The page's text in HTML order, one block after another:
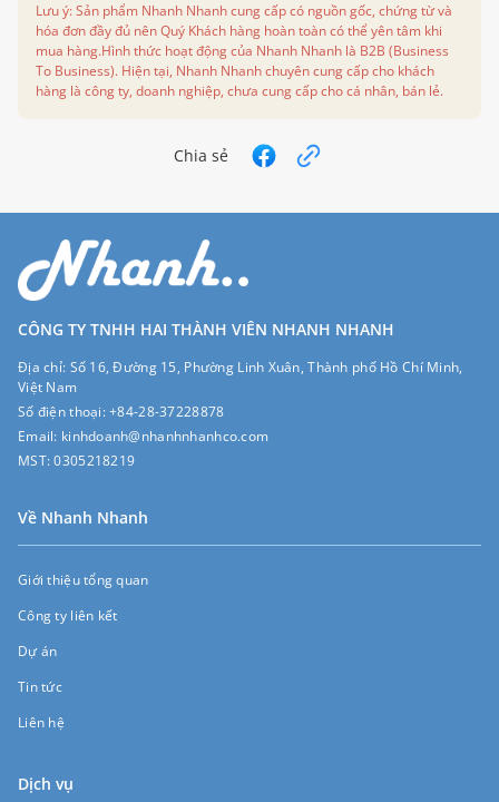
Lưu ý: Sản phẩm Nhanh Nhanh cung cấp có nguồn gốc, chứng từ và
hóa đơn đầy đủ nên Quý Khách hàng hoàn toàn có thể yên tâm khi
mua hàng.Hình thức hoạt động của Nhanh Nhanh là B2B (Business
To Business). Hiện tại, Nhanh Nhanh chuyên cung cấp cho khách
hàng là công ty, doanh nghiệp, chưa cung cấp cho cá nhân, bán lẻ.
Chia sẻ
CÔNG TY TNHH HAI THÀNH VIÊN NHANH NHANH
Địa chỉ: Số 16, Đường 15, Phường Linh Xuân, Thành phố Hồ Chí Minh,
Việt Nam
Số điện thoại:+84-28-37228878
Email: kinhdoanh@nhanhnhanhco.com
MST:0305218219
Về Nhanh Nhanh
Giới thiệu tổng quan
Công ty liên kết
Dự án
Tin tức
Liên hệ
Dịch vụ